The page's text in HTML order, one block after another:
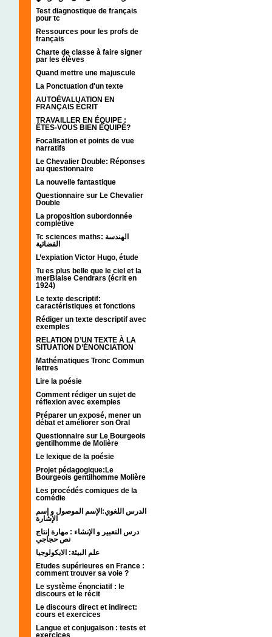
Test diagnostique de français
pour tc
Ressources pour les profs de
français
Charte de classe à faire signer
par les élèves
Quand mettre une majuscule
La Ponctuation d'un texte
AUTOÉVALUATION EN
FRANÇAIS ÉCRIT
TRAVAILLER EN ÉQUIPE :
ÊTES-VOUS BIEN ÉQUIPÉ?
Focalisation et points de vue
narratifs
Le Chevalier Double: Réponses
au questionnaire
La nouvelle fantastique
Questionnaire sur Le Chevalier
Double
La proposition subordonnée
complétive
Tc sciences maths: الهندسة
الفضائية
L’expiation Victor Hugo, étude
Tu es plus belle que le ciel et la
merBlaise Cendrars (écrit en
1924)
Le texte descriptif:
caractéristiques et fonctions
Rédiger un texte descriptif avec
exemples
RELATION D’UN TEXTE À LA
SITUATION D’ÉNONCIATION
Mathématiques Tronc Commun
lettres
Lire la poésie
Comment rédiger un sujet de
réflexion avec exemples
Préparer un exposé, mener un
débat et améliorer son Oral
Questionnaire sur Le Bourgeois
gentilhomme de Molière
Le lexique de la poésie
Projet pédagogique:Le
Bourgeois gentilhomme Molière
Les procédés comiques de la
comédie
الدرس اللغوي:الإسم الموصول و إسم
الإشارة
درس التعبير و الإنشاء : مهارة إنتاج
نص حجاجي
علم البيئة: الايكولوجيا
Etudes supérieures en France :
comment trouver sa voie ?
Le système énonciatif : le
discours et le récit
Le discours direct et indirect:
cours et exercices
Langue et conjugaison : tests et
exercices